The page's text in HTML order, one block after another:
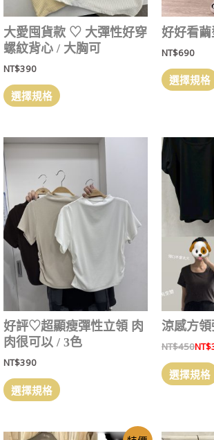
大愛囤貨款 ‎♡ 大彈性好穿
螺紋背心 / 大胸可
NT$390
選擇規格
好好看
NT$690
選擇規格
好評‎♡超顯瘦彈性立領 肉
肉很可以 / 3色
NT$390
選擇規格
涼感方
NT$450NT$
選擇規格